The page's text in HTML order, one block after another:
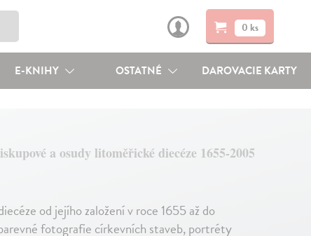
0 ks
E-KNIHY OSTATNÉ DAROVACIE KARTY
a osudy litoměřické diecéze 1655-2005
od jejího založení v roce 1655 až do
fotografie církevních staveb, portréty